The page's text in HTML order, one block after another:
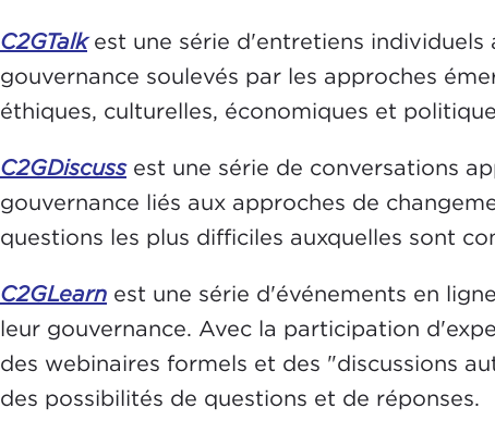
C2GTalkest une série d'entretiens individuels
gouvernance soulevés par les approches
éthiques, culturelles, économiques et
C2GDiscuss est une série de conversations
gouvernance liés aux approches de
questions les plus difficiles auxquelles sont
C2GLearn est une série d'événements en
leur gouvernance. Avec la participation
des webinaires formels et des "discussions
des possibilités de questions et de réponses.